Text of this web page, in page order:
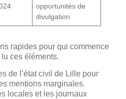
opportunités de
divulgation
rapides pour qui commence
ces éléments.
de l’état civil de Lille pour
mentions marginales.
locales et les journaux